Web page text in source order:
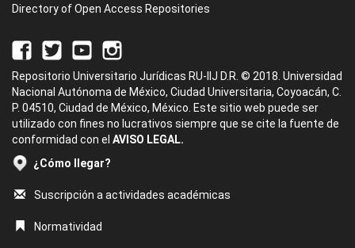
Directory of Open Access Repositories
Repositorio Universitario Jurídicas RU-IIJ D.R. © 2018. Universidad
Nacional Autónoma de México, Ciudad Universitaria, Coyoacán, C.
P. 04510, Ciudad de México, México. Este sitio web puede ser
utilizado con fines no lucrativos siempre que se cite la fuente de
conformidad con el AVISO LEGAL.
¿Cómo llegar?
Suscripción a actividades académicas
Normatividad